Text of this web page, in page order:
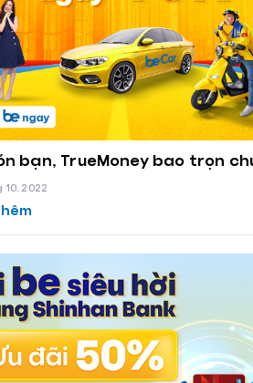
bạn, TrueMoney bao trọn
10, 2022